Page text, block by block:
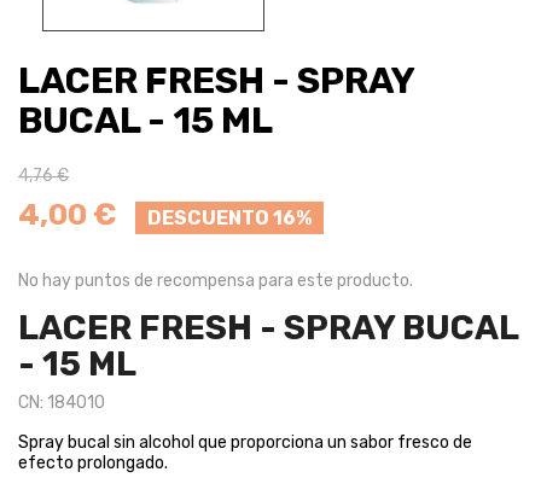
LACER FRESH - SPRAY
BUCAL - 15 ML
4,76 €
4,00 € DESCUENTO 16%
No hay puntos de recompensa para este producto.
LACER FRESH - SPRAY BUCAL
- 15 ML
CN: 184010
Spray bucal sin alcohol que proporciona un sabor fresco de
efecto prolongado.